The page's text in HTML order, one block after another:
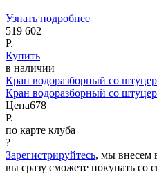
Узнать подробнее
519 602
Р.
Купить
в наличии
Кран водоразборный со
Кран водоразборный со
Цена678
Р.
по карте клуба
?
Зарегистрируйтесь, мы внесем
вы сразу сможете покупать со